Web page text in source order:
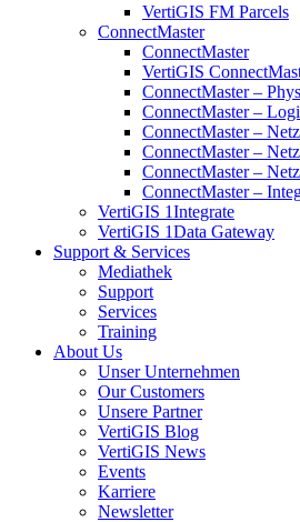
VertiGIS FM Parcels
ConnectMaster
ConnectMaster
VertiGIS
ConnectMaster –
ConnectMaster –
ConnectMaster –
ConnectMaster –
ConnectMaster –
ConnectMaster –
VertiGIS 1Integrate
VertiGIS 1Data Gateway
Support & Services
Mediathek
Support
Services
Training
About Us
Unser Unternehmen
Our Customers
Unsere Partner
VertiGIS Blog
VertiGIS News
Events
Karriere
Newsletter